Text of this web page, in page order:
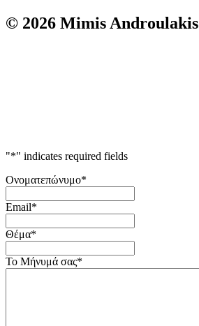
© 2026 Mimis Androulakis
"*" indicates required fields
Ονοματεπώνυμο*
Email*
Θέμα*
Το Μήνυμά σας*